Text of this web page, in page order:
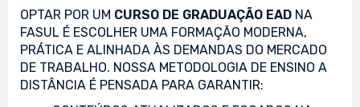
OPTAR POR UM CURSO DE GRADUAÇÃO EAD NA
FASUL É ESCOLHER UMA FORMAÇÃO MODERNA,
PRÁTICA E ALINHADA ÀS DEMANDAS DO MERCADO
DE TRABALHO. NOSSA METODOLOGIA DE ENSINO A
DISTÂNCIA É PENSADA PARA GARANTIR: